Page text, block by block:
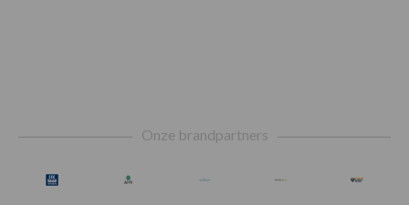
Onze brandpartners